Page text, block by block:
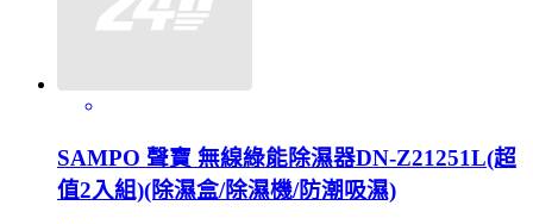
SAMPO 聲寶 無線綠能除濕器DN-Z21251L(超
值2入組)(除濕盒/除濕機/防潮吸濕)